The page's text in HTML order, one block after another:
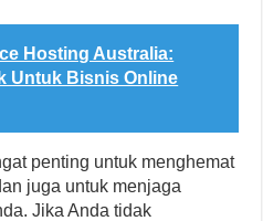
Hosting Australia:
Untuk Bisnis Online
penting untuk menghemat
juga untuk menjaga
Jika Anda tidak